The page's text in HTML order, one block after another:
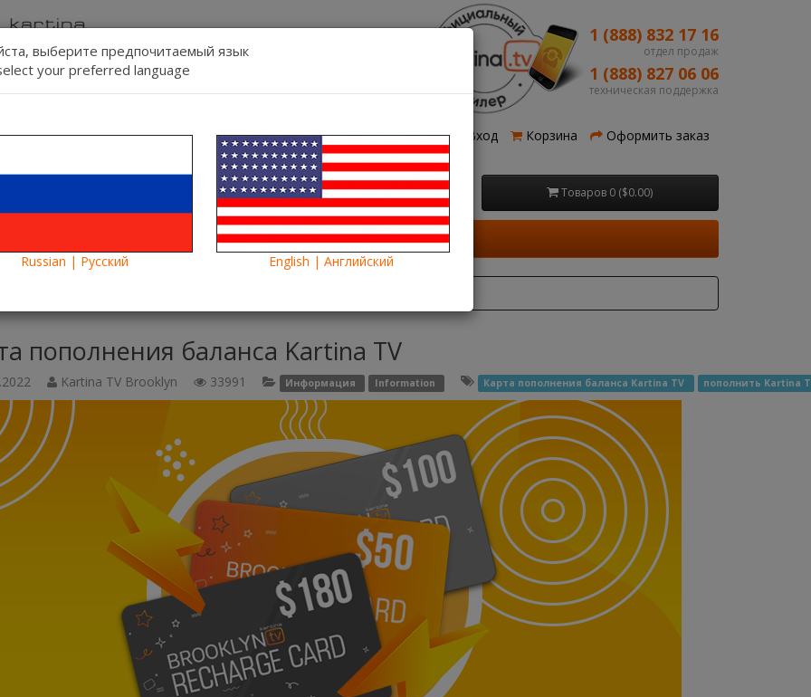
1 (888) 832 17 16
отдел продаж
1 (888) 827 06 06
техническая поддержка
Связь Регистрация Вход Корзина Оформить заказ
Язык: Товаров 0 ($0.00)
пополнения баланса Kartina TV
Kartina TV Brooklyn 33991 Информация Information Карта пополнения баланса Kartina TV пополнить Kartina
выберите предпочитаемый язык
your preferred language
Russian | Русский English | Английский